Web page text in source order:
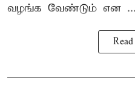
வழங்க வேண்டும் என ...